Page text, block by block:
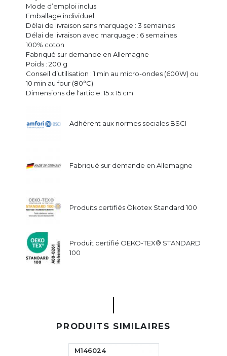
Mode d’emploi inclus
Emballage individuel
Délai de livraison sans marquage : 3 semaines
Délai de livraison avec marquage : 6 semaines
100% coton
Fabriqué sur demande en Allemagne
Poids : 200 g
Conseil d’utilisation : 1 min au micro-ondes (600W) ou
10 min au four (80°C)
Dimensions de l'article: 15 x 15 cm
Adhérent aux normes sociales BSCI
Fabriqué sur demande en Allemagne
Produits certifiés Ökotex Standard 100
Produit certifié OEKO-TEX® STANDARD
100
PRODUITS SIMILAIRES
M146024